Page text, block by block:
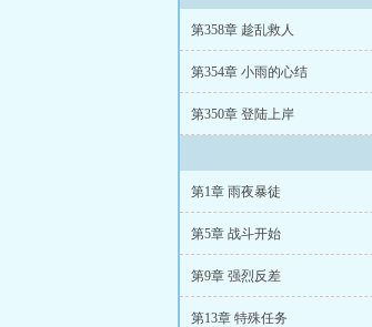
第358章 趁乱救人
第354章 小雨的心结
第350章 登陆上岸
第1章 雨夜暴徒
第5章 战斗开始
第9章 强烈反差
第13章 特殊任务